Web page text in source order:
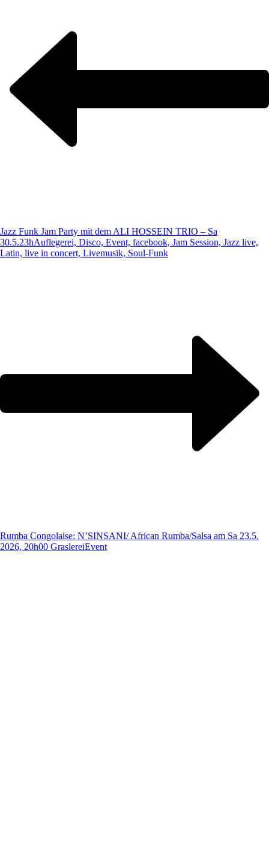
Jazz Funk Jam Party mit dem ALI HOSSEIN TRIO – Sa
30.5.23hAuflegerei, Disco, Event, facebook, Jam Session, Jazz live,
Latin, live in concert, Livemusik, Soul-Funk
Rumba Congolaise: N’SINSANI/ African Rumba/Salsa am Sa 23.5.
2026, 20h00 GraslereiEvent